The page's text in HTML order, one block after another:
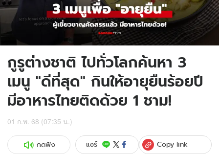
กูรูต่างชาติ ไปทั่วโลกค้นหา 3
เมนู "ดีที่สุด" กินให้อายุยืนร้อยปี
มีอาหารไทยติดด้วย 1 ชาม!
01 ก.พ. 68 (07:35 น.)
กดฟัง แชร์ Copy link